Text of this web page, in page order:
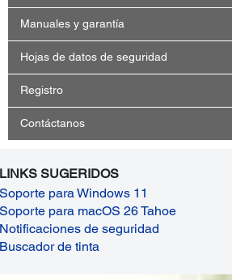
Manuales y garantía
Hojas de datos de seguridad
Registro
Contáctanos
LINKS SUGERIDOS
Soporte para Windows 11
Soporte para macOS 26 Tahoe
Notificaciones de seguridad
Buscador de tinta